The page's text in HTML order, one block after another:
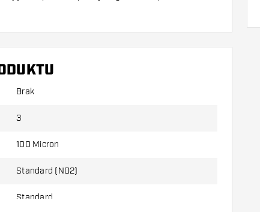
Brak
3
100 Micron
Standard (NO2)
Standard